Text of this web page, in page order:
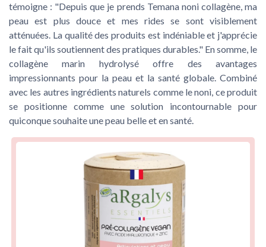
témoigne : "Depuis que je prends Temana noni collagène, ma
peau est plus douce et mes rides se sont visiblement
atténuées. La qualité des produits est indéniable et j'apprécie
le fait qu'ils soutiennent des pratiques durables." En somme, le
collagène marin hydrolysé offre des avantages
impressionnants pour la peau et la santé globale. Combiné
avec les autres ingrédients naturels comme le noni, ce produit
se positionne comme une solution incontournable pour
quiconque souhaite une peau belle et en santé.